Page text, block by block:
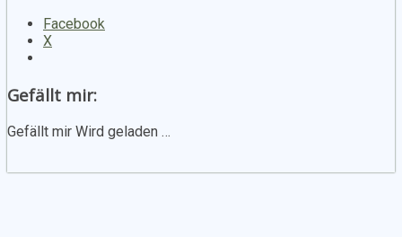
Facebook
X
Gefällt mir:
Gefällt mir Wird geladen …